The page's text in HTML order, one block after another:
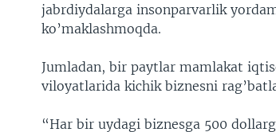
jabrdiydalarga insonparvarlik
ko’maklashmoqda.
Jumladan, bir paytlar mamlakat
viloyatlarida kichik biznesni
“Har bir uydagi biznesga 500